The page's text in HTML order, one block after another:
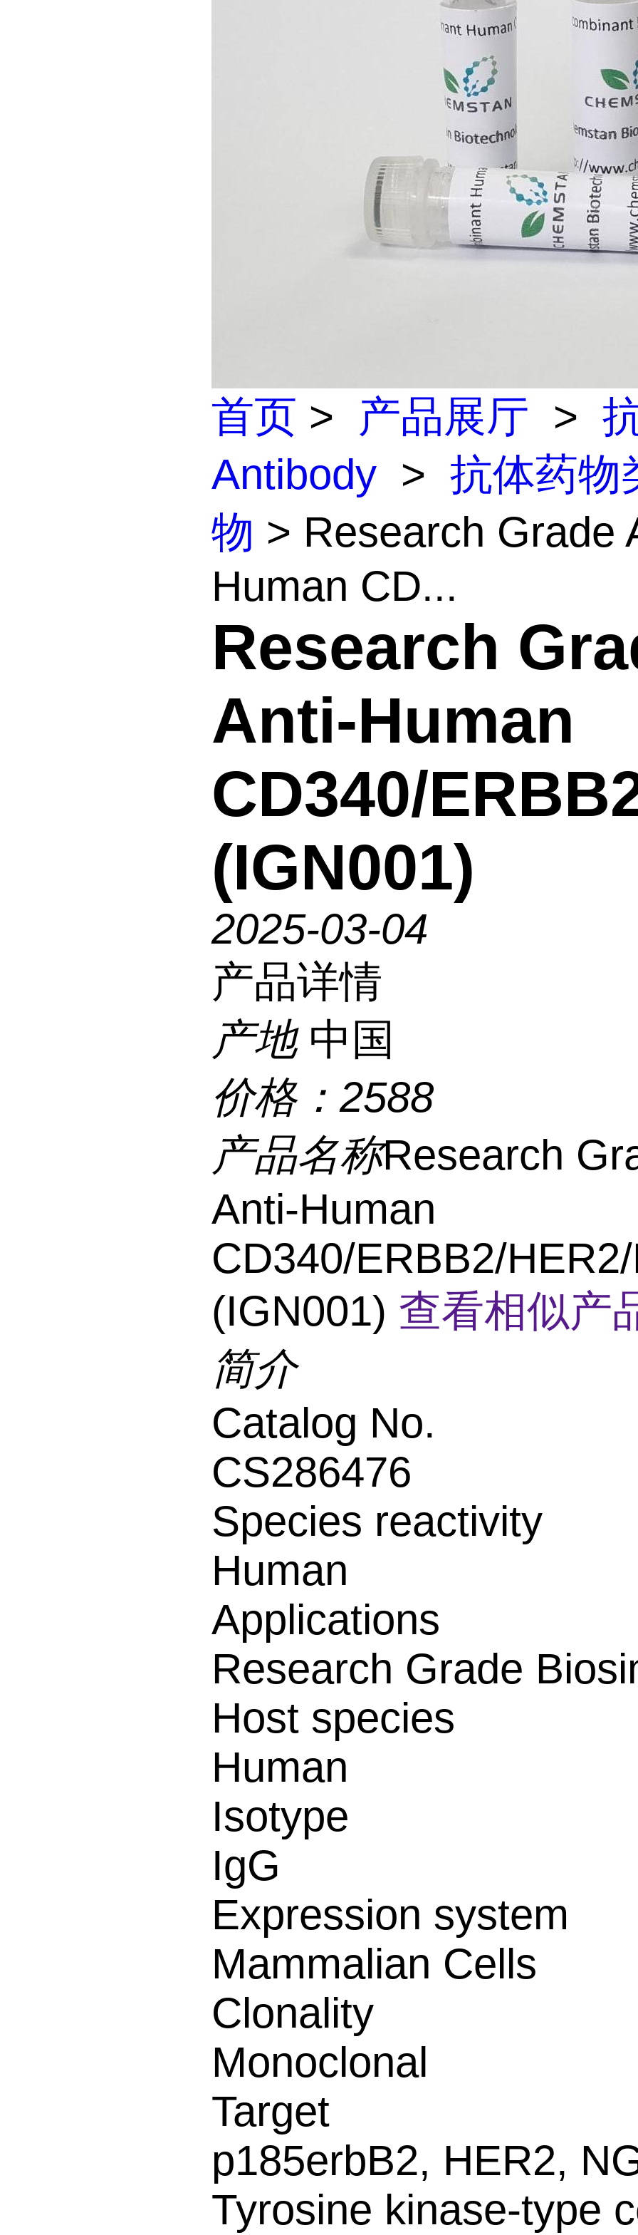
首页 > 产品展厅 >
Antibody > 抗体药物
物 > Research Grade
Human CD...
Research
Anti-Human
CD340/
(IGN001)
2025-03-04
产品详情
产地 中国
价格： 2588
产品名称Research
Anti-Human
CD340/ERBB2/
(IGN001) 查看相似产
简介
Catalog No.
CS286476
Species reactivity
Human
Applications
Research Grade
Host species
Human
Isotype
IgG
Expression system
Mammalian Cells
Clonality
Monoclonal
Target
p185erbB2, HER2,
Tyrosine kinase-type